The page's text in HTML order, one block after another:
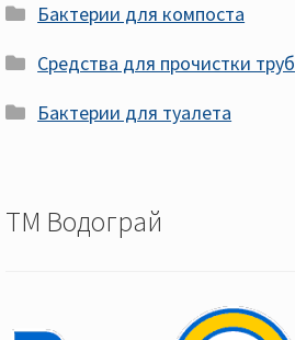
Бактерии для компоста
Средства для прочистки труб
Бактерии для туалета
ТМ Водограй